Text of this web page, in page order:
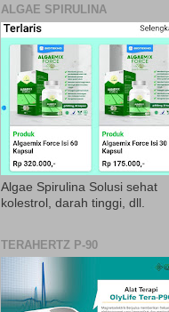
ALGAE SPIRULINA
Algae Spirulina Solusi sehat
kolestrol, darah tinggi, dll.
TERAHERTZ P-90